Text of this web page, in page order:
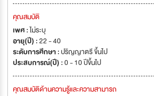
คุณสมบัติ
เพศ :ไม่ระบุ
อายุ(ปี) :22 - 40
ระดับการศึกษา :ปริญญาตรี ขึ้นไป
ประสบการณ์(ปี) :0 - 10 ปีขึ้นไป
คุณสมบัติด้านความรู้และความสามารถ